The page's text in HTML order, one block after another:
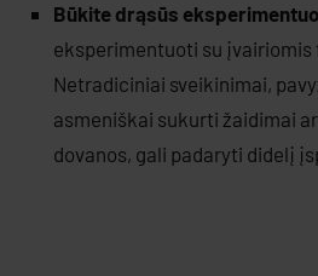
Būkite drąsūs
eksperimentuoti su įvairiomis
Netradiciniai sveikinimai,
asmeniškai sukurti žaidimai
dovanos, gali padaryti didelį